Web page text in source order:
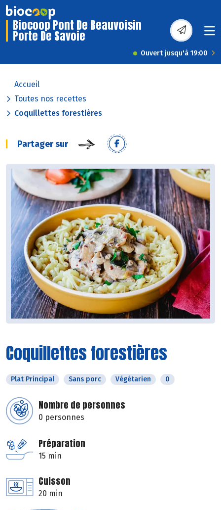
Biocoop Pont De Beauvoisin
Porte De Savoie
Ouvert jusqu'à 19:00
Accueil
Toutes nos recettes
Coquillettes forestières
Partager sur
Coquillettes forestières
Plat Principal Sans porc Végétarien 0
Nombre de personnes
0 personnes
Préparation
15 min
Cuisson
20 min